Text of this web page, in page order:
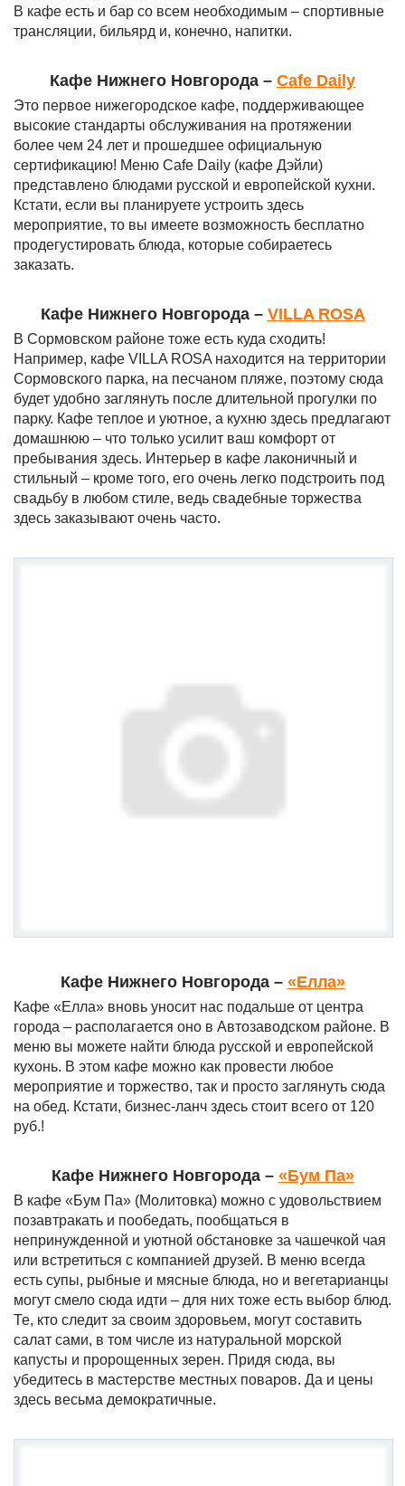
В кафе есть и бар со всем необходимым – спортивные
трансляции, бильярд и, конечно, напитки.
Кафе Нижнего Новгорода – Сafe Daily
Это первое нижегородское кафе, поддерживающее
высокие стандарты обслуживания на протяжении
более чем 24 лет и прошедшее официальную
сертификацию! Меню Сafe Daily (кафе Дэйли)
представлено блюдами русской и европейской кухни.
Кстати, если вы планируете устроить здесь
мероприятие, то вы имеете возможность бесплатно
продегустировать блюда, которые собираетесь
заказать.
Кафе Нижнего Новгорода – VILLA ROSA
В Сормовском районе тоже есть куда сходить!
Например, кафе VILLA ROSA находится на территории
Сормовского парка, на песчаном пляже, поэтому сюда
будет удобно заглянуть после длительной прогулки по
парку. Кафе теплое и уютное, а кухню здесь предлагают
домашнюю – что только усилит ваш комфорт от
пребывания здесь. Интерьер в кафе лаконичный и
стильный – кроме того, его очень легко подстроить под
свадьбу в любом стиле, ведь свадебные торжества
здесь заказывают очень часто.
Кафе Нижнего Новгорода – «Елла»
Кафе «Елла» вновь уносит нас подальше от центра
города – располагается оно в Автозаводском районе. В
меню вы можете найти блюда русской и европейской
кухонь. В этом кафе можно как провести любое
мероприятие и торжество, так и просто заглянуть сюда
на обед. Кстати, бизнес-ланч здесь стоит всего от 120
руб.!
Кафе Нижнего Новгорода – «Бум Па»
В кафе «Бум Па» (Молитовка) можно с удовольствием
позавтракать и пообедать, пообщаться в
непринужденной и уютной обстановке за чашечкой чая
или встретиться с компанией друзей. В меню всегда
есть супы, рыбные и мясные блюда, но и вегетарианцы
могут смело сюда идти – для них тоже есть выбор блюд.
Те, кто следит за своим здоровьем, могут составить
салат сами, в том числе из натуральной морской
капусты и пророщенных зерен. Придя сюда, вы
убедитесь в мастерстве местных поваров. Да и цены
здесь весьма демократичные.